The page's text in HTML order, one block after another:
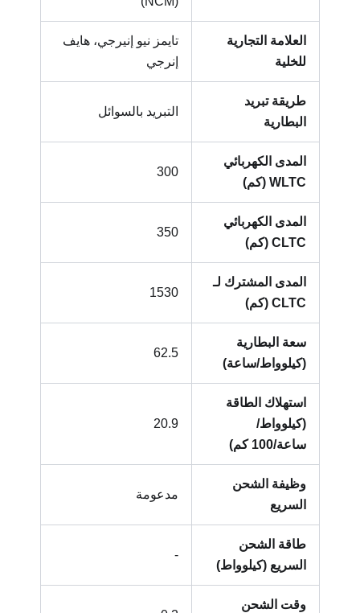
العلامة التجارية
للخلية
تايمز نيو إنيرجي، هايف
إنرجي
طريقة تبريد
البطارية
التبريد بالسوائل
المدى الكهربائي
WLTC (كم)
المدى الكهربائي
CLTC (كم)
المدى المشترك لـ
CLTC (كم)
1530
سعة البطارية
(كيلوواط/ساعة)
62.5
استهلاك الطاقة
(كيلوواط/
ساعة/100 كم)
20.9
وظيفة الشحن
السريع
مدعومة
طاقة الشحن
السريع (كيلوواط)
وقت الشحن